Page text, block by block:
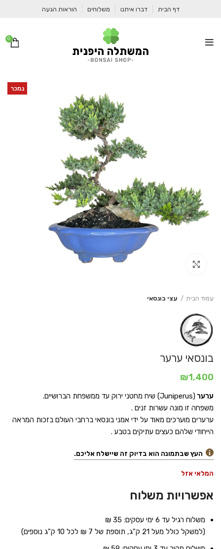
דף הבית דברו איתנו משלוחים הוראות הגעה
0
נמכר
עמוד הבית עצי בונסאי
בונסאי ערער
₪1,400
ערער(Juniperus) שיח מחטני ירוק עד ממשפחת הברושיים.
משפחה זו מונה עשרות זנים .
ערערים מוערכים מאוד על ידי אמני בונסאי ברחבי העולם בזכות המראה
הייחודי שלהם כעצים עתיקים בטבע .
העץ שבתמונה הוא בדיוק זה שיישלח אליכם.
המלאי אזל
אפשרויות משלוח
משלוח רגיל עד 6 ימי עסקים: 35 ₪
(למשקל כולל מעל 21 ק"ג, תוספת של 7 ₪ לכל 10 ק"ג נוספים)